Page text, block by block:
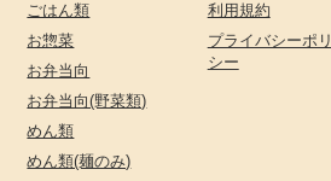
ごはん類
お惣菜
お弁当向
お弁当向(野菜類)
めん類
めん類(麺のみ)
利用規約
プライバシーポリ
シー